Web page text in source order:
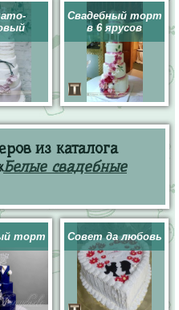
Свадебный торт
в 6 ярусов
из каталога
Белые свадебные
торт Совет да любовь